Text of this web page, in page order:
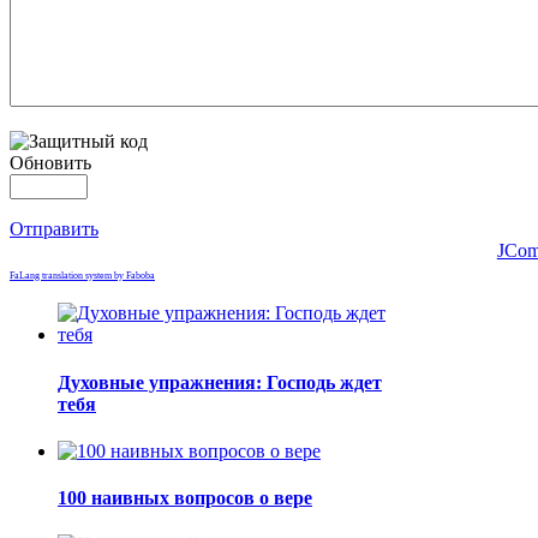
Обновить
Отправить
FaLang translation system by Faboba
Духовные упражнения: Господь ждет
тебя
100 наивных вопросов о вере